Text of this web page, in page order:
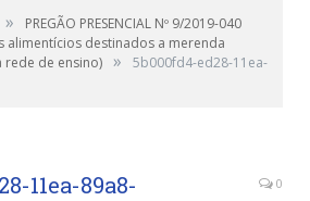
»
PREGÃO PRESENCIAL Nº 9/2019-040
alimentícios destinados a merenda
rede de ensino) »
5b000fd4-ed28-11ea-
11ea-89a8-
0